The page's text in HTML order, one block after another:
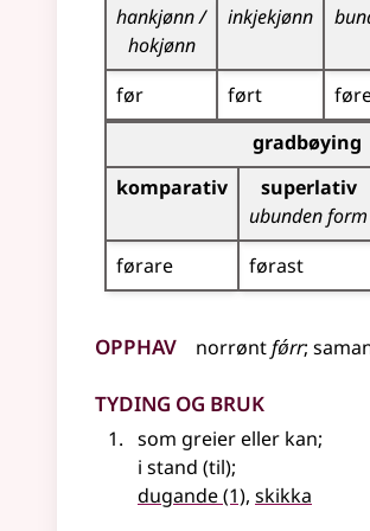
hankjønn /
hokjønn
inkjekjønn
før ført
Bøyningstabell for dette
gradbøying
komparativ
superlativ
ubunden form
førare
førast
Opphav norrøntfǿrr;
Tyding og bruk
som greiereller kan;
i stand (til);
dugande(1), skikka